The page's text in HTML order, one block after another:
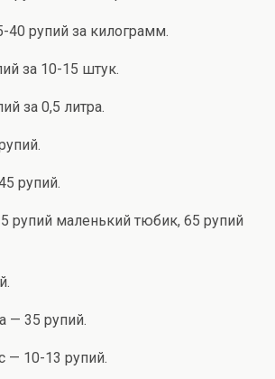
рупий за килограмм.
за 10-15 штук.
за 0,5 литра.
рупий.
рупий маленький тюбик, 65 рупий
— 35 рупий.
— 10-13 рупий.